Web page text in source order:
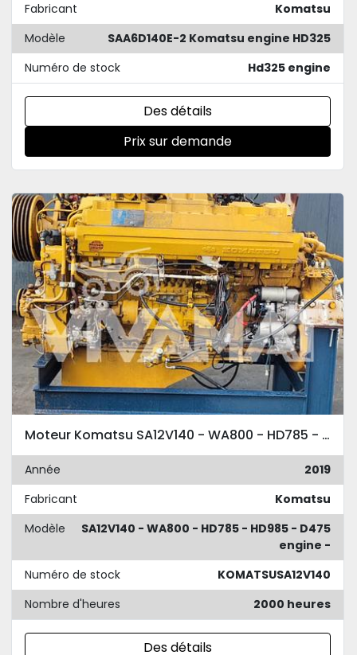
Fabricant
Komatsu
Modèle
SAA6D140E-2 Komatsu engine HD325
Numéro de stock
Hd325 engine
Des détails
Prix sur demande
Moteur Komatsu SA12V140 - WA800 - HD785 - HD985 - D475
Année
2019
Fabricant
Komatsu
Modèle
SA12V140 - WA800 - HD785 - HD985 - D475
engine -
Numéro de stock
KOMATSUSA12V140
Nombre d'heures
2000 heures
Des détails